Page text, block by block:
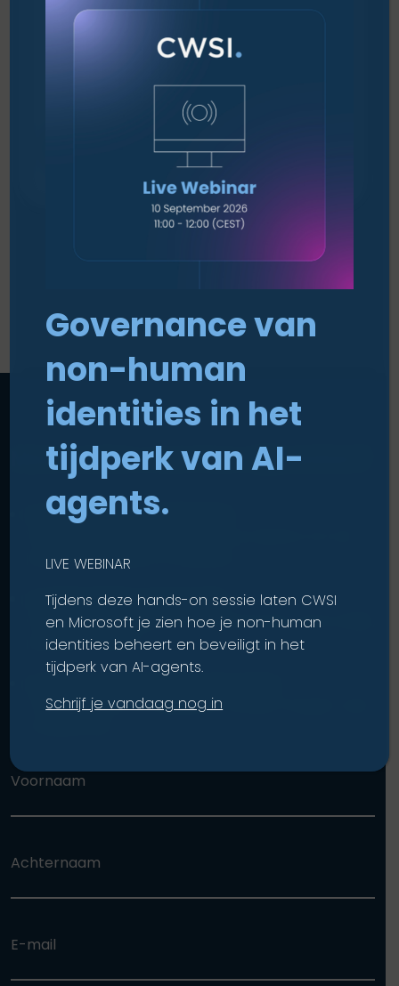
Meer weten over hoe wij werken?
Vertel ons over je uitdagingen
juiste vervolgstap te bepalen.
Je krijgt heldere antwoorden
Geen marketingkreten en buzzwords, maar eerlijk,
praktisch advies.
Vandaag een kort gesprek scheelt morgen veel
Voornaam
Achternaam
E-mail
Governance van
non-human
identities in het
tijdperk van AI-
agents.
LIVE WEBINAR
Tijdens deze hands-on sessie laten CWSI
en Microsoft je zien hoe je non-human
identities beheert en beveiligt in het
tijdperk van AI-agents.
Schrijf je vandaag nog in